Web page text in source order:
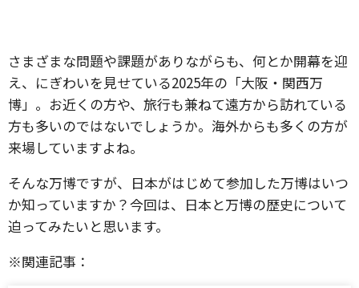
さまざまな問題や課題がありながらも、何とか開幕を迎
え、にぎわいを見せている2025年の「大阪・関西万
博」。お近くの方や、旅行も兼ねて遠方から訪れている
方も多いのではないでしょうか。海外からも多くの方が
来場していますよね。
そんな万博ですが、日本がはじめて参加した万博はいつ
か知っていますか？今回は、日本と万博の歴史について
迫ってみたいと思います。
※関連記事：